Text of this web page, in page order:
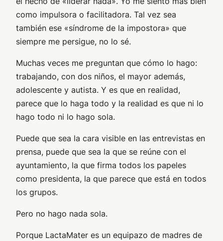
como impulsora o facilitadora. Tal vez sea
también ese «síndrome de la impostora» que
siempre me persigue, no lo sé.
Muchas veces me preguntan que cómo lo hago:
trabajando, con dos niños, el mayor además,
adolescente y autista. Y es que en realidad,
parece que lo haga todo y la realidad es que ni lo
hago todo ni lo hago sola.
Puede que sea la cara visible en las entrevistas en
prensa, puede que sea la que se reúne con el
ayuntamiento, la que firma todos los papeles
como presidenta, la que parece que está en todos
los grupos.
Pero no hago nada sola.
Porque LactaMater es un equipazo de madres de